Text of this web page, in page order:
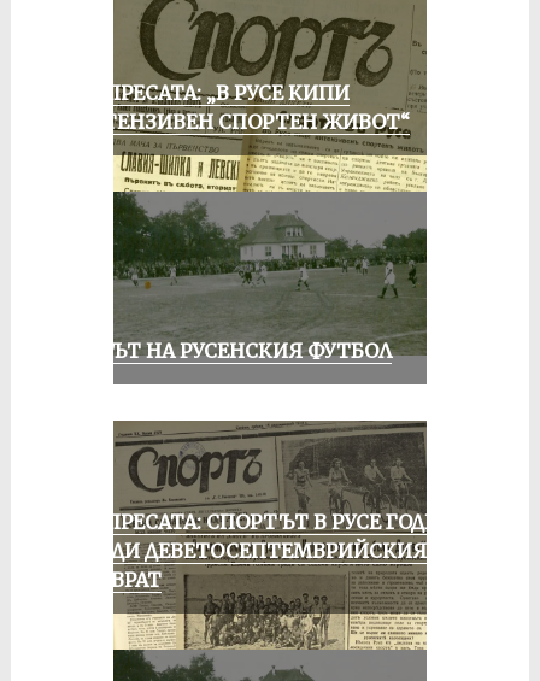
ОТ ПРЕСАТА: „В РУСЕ КИПИ
ИНТЕНЗИВЕН СПОРТЕН ЖИВОТ“
ВЕКЪТ НА РУСЕНСКИЯ ФУТБОЛ
ОТ ПРЕСАТА: СПОРТЪТ В РУСЕ ГОДИНА
ПРЕДИ ДЕВЕТОСЕПТЕМВРИЙСКИЯ
ПРЕВРАТ